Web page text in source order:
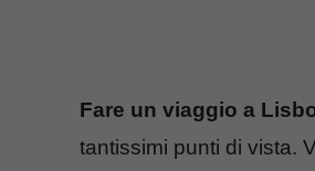
Fare un viaggio a
tantissimi punti di vista.